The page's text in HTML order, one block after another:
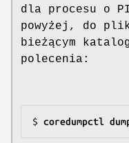
dla procesu o
powyżej, do
bieżącym
polecenia:
$ coredumpctl